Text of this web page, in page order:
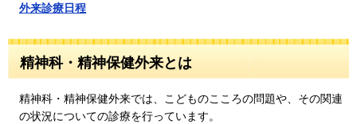
外来診療日程
精神科・精神保健外来とは
精神科・精神保健外来では、こどものこころの問題や、その関連
の状況についての診療を行っています。